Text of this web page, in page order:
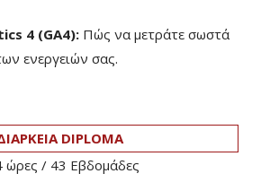
4 (GA4): Πώς να μετράτε σωστά
ενεργειών σας.
DIPLOMA
ώρες / 43 Eβδομάδες